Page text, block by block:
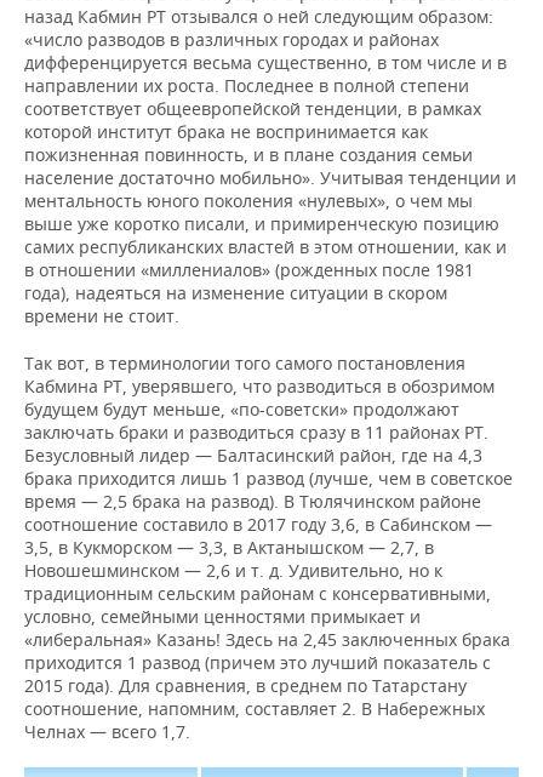
Мурманская
область
6,3 6,2 5,4 5,5
Тюменская
область
5,9 6 5,3 5,2
Хабаровский
край
6,1 6,2 5,4 5,2 5,2
назад Кабмин РТ отзывался о ней следующим образом:
«число разводов в различных городах и районах
дифференцируется весьма существенно, в том числе и в
направлении их роста. Последнее в полной степени
соответствует общеевропейской тенденции, в рамках
которой институт брака не воспринимается как
пожизненная повинность, и в плане создания семьи
население достаточно мобильно». Учитывая тенденции и
ментальность юного поколения «нулевых», о чем мы
выше уже коротко писали, и примиренческую позицию
самих республиканских властей в этом отношении, как и
в отношении «миллениалов» (рожденных после 1981
года), надеяться на изменение ситуации в скором
времени не стоит.
Так вот, в терминологии того самого постановления
Кабмина РТ, уверявшего, что разводиться в обозримом
будущем будут меньше, «по-советски» продолжают
заключать браки и разводиться сразу в 11 районах РТ.
Безусловный лидер — Балтасинский район, где на 4,3
брака приходится лишь 1 развод (лучше, чем в советское
время — 2,5 брака на развод). В Тюлячинском районе
соотношение составило в 2017 году 3,6, в Сабинском —
3,5, в Кукморском — 3,3, в Актанышском — 2,7, в
Новошешминском — 2,6 и т. д. Удивительно, но к
традиционным сельским районам с консервативными,
условно, семейными ценностями примыкает и
«либеральная» Казань! Здесь на 2,45 заключенных брака
приходится 1 развод (причем это лучший показатель с
2015 года). Для сравнения, в среднем по Татарстану
соотношение, напомним, составляет 2. В Набережных
Челнах — всего 1,7.